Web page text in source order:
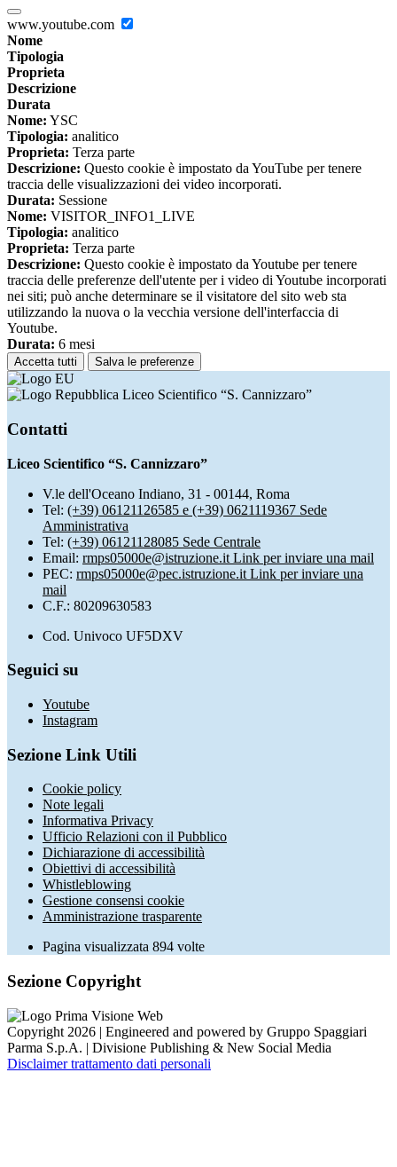
www.youtube.com
Nome
Tipologia
Proprieta
Descrizione
Durata
Nome: YSC
Tipologia: analitico
Proprieta: Terza parte
Descrizione: Questo cookie è impostato da YouTube per tenere
traccia delle visualizzazioni dei video incorporati.
Durata: Sessione
Nome: VISITOR_INFO1_LIVE
Tipologia: analitico
Proprieta: Terza parte
Descrizione: Questo cookie è impostato da Youtube per tenere
traccia delle preferenze dell'utente per i video di Youtube incorporati
nei siti; può anche determinare se il visitatore del sito web sta
utilizzando la nuova o la vecchia versione dell'interfaccia di
Youtube.
Durata: 6 mesi
Accetta tutti Salva le preferenze
Liceo Scientifico “S. Cannizzaro”
Contatti
Liceo Scientifico “S. Cannizzaro”
V.le dell'Oceano Indiano, 31 - 00144, Roma
Tel: (+39) 06121126585 e (+39) 0621119367 Sede
Amministrativa
Tel: (+39) 06121128085 Sede Centrale
Email: rmps05000e@istruzione.it Link per inviare una mail
PEC: rmps05000e@pec.istruzione.it Link per inviare una
mail
C.F.: 80209630583
Cod. Univoco UF5DXV
Seguici su
Youtube
Instagram
Sezione Link Utili
Cookie policy
Note legali
Informativa Privacy
Ufficio Relazioni con il Pubblico
Dichiarazione di accessibilità
Obiettivi di accessibilità
Whistleblowing
Gestione consensi cookie
Amministrazione trasparente
Pagina visualizzata 894 volte
Sezione Copyright
Copyright 2026 | Engineered and powered by Gruppo Spaggiari
Parma S.p.A. | Divisione Publishing & New Social Media
Disclaimer trattamento dati personali